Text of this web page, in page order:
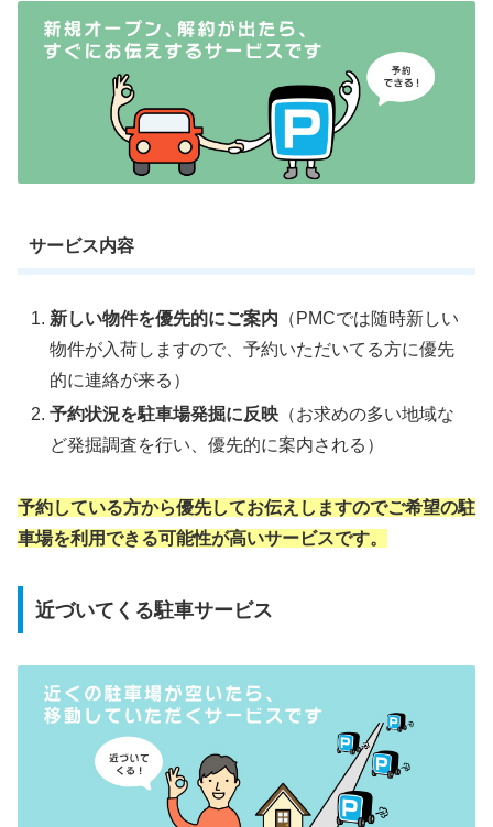
サービス内容
新しい物件を優先的にご案内 （PMCでは随時新しい
物件が入荷しますので、予約いただいてる方に優先
的に連絡が来る）
予約状況を駐車場発掘に反映 （お求めの多い地域な
ど発掘調査を行い、優先的に案内される）
予約している方から優先してお伝えしますのでご希望の駐
車場を利用できる可能性が高いサービスです。
近づいてくる駐車サービス